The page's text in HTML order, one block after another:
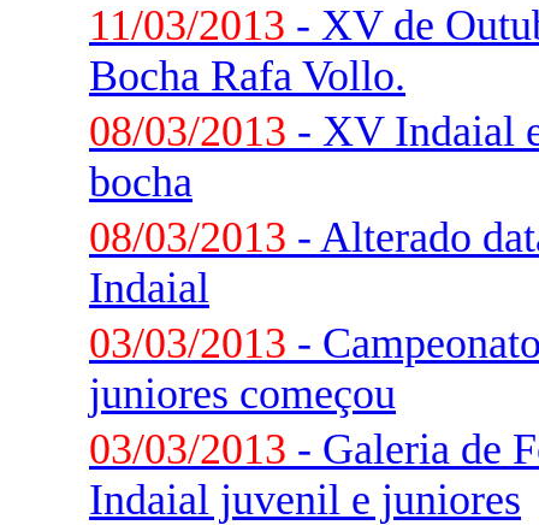
11/03/2013 - XV de
Bocha Rafa Vollo.
08/03/2013 - XV Indaial
bocha
08/03/2013 - Alterado
Indaial
03/03/2013 -
juniores começou
03/03/2013 - Galeria de
Indaial juvenil e juniores